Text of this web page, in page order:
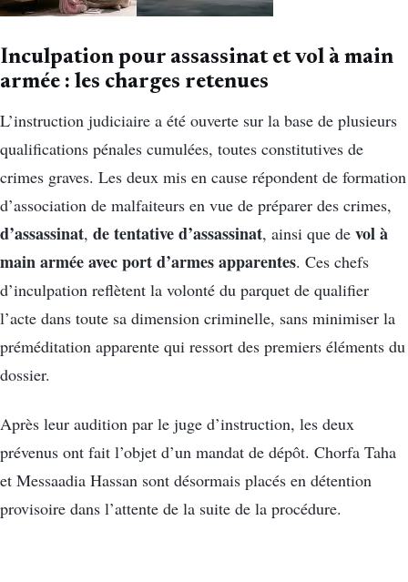
Inculpation pour assassinat et vol à main
armée : les charges retenues
L’instruction judiciaire a été ouverte sur la base de plusieurs
qualifications pénales cumulées, toutes constitutives de
crimes graves. Les deux mis en cause répondent de formation
d’association de malfaiteurs en vue de préparer des crimes,
d’assassinat, de tentative d’assassinat, ainsi que de vol à
main armée avec port d’armes apparentes. Ces chefs
d’inculpation reflètent la volonté du parquet de qualifier
l’acte dans toute sa dimension criminelle, sans minimiser la
préméditation apparente qui ressort des premiers éléments du
dossier.
Après leur audition par le juge d’instruction, les deux
prévenus ont fait l’objet d’un mandat de dépôt. Chorfa Taha
et Messaadia Hassan sont désormais placés en détention
provisoire dans l’attente de la suite de la procédure.